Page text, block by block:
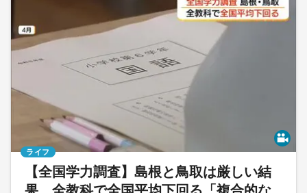
【全国学力調査】島根と鳥取は厳しい結
ライフ